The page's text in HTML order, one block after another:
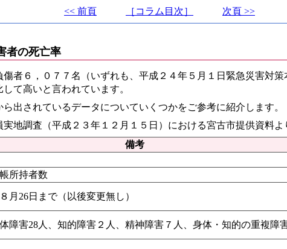
<< 前頁 ［コラム目次］ 次頁 >>
者の死亡率
者６，０７７名（いずれも、平成２４年５月１日緊急災害対
て高いと言われています。
出されているデータについていくつかをご参考に紹介します。
地調査（平成２３年１２月１５日）における宮古市提供資料よ
備考
所持者数
月26日まで（以後変更無し）
障害28人、知的障害２人、精神障害７人、身体・知的の重複障